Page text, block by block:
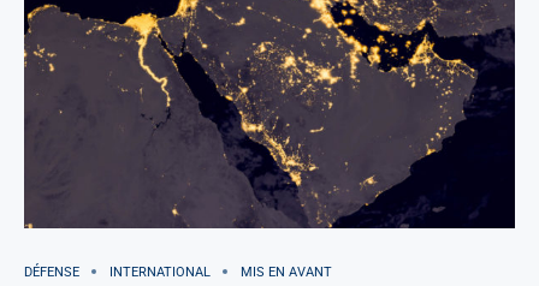
DÉFENSE INTERNATIONAL MIS EN AVANT